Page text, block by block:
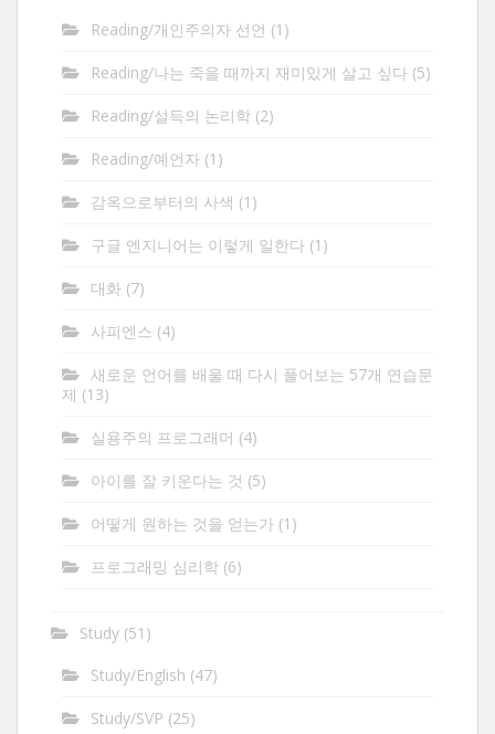
Reading/개인주의자 선언 (1)
Reading/나는 죽을 때까지 재미있게 살고 싶다 (5)
Reading/설득의 논리학 (2)
Reading/예언자 (1)
감옥으로부터의 사색 (1)
구글 엔지니어는 이렇게 일한다 (1)
대화 (7)
사피엔스 (4)
새로운 언어를 배울 때 다시 풀어보는 57개 연습문
제 (13)
실용주의 프로그래머 (4)
아이를 잘 키운다는 것 (5)
어떻게 원하는 것을 얻는가 (1)
프로그래밍 심리학 (6)
Study (51)
Study/English (47)
Study/SVP (25)